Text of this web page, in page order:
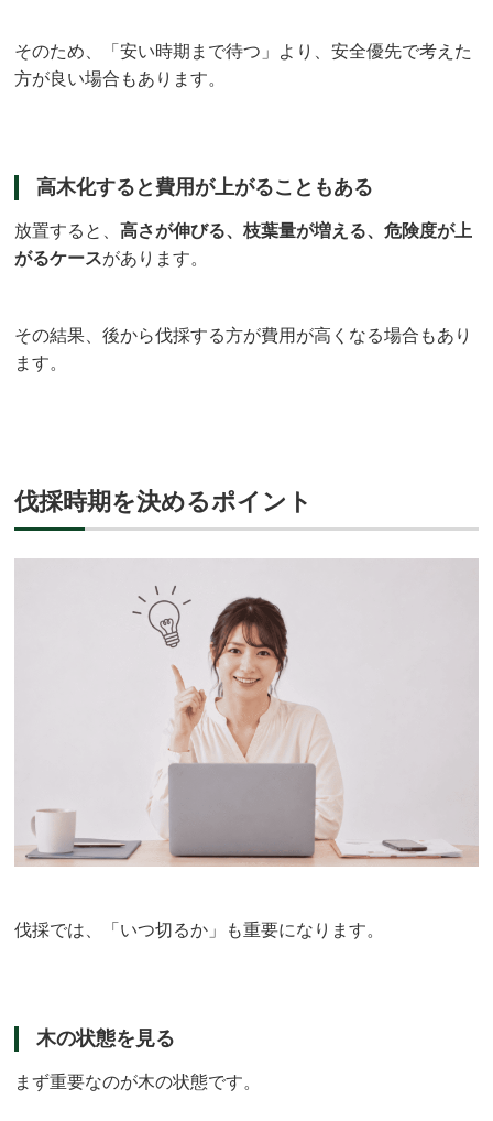
そのため、「安い時期まで待つ」より、安全優先で考えた
方が良い場合もあります。
高木化すると費用が上がることもある
放置すると、高さが伸びる、枝葉量が増える、危険度が上
がるケースがあります。
その結果、後から伐採する方が費用が高くなる場合もあり
ます。
伐採時期を決めるポイント
伐採では、「いつ切るか」も重要になります。
木の状態を見る
まず重要なのが木の状態です。